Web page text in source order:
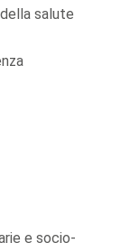
salute
e socio-